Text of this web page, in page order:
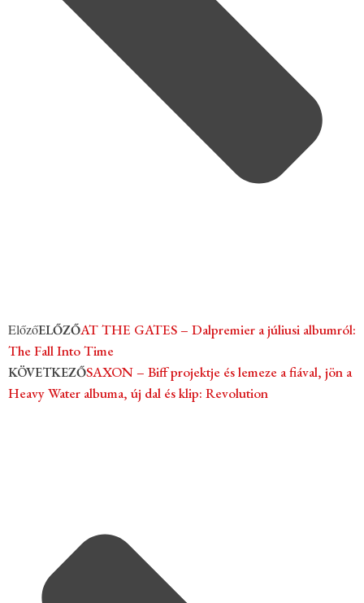
ElőzőELŐZŐAT THE GATES – Dalpremier a júliusi albumról:
The Fall Into Time
KÖVETKEZŐSAXON – Biff projektje és lemeze a fiával, jön a
Heavy Water albuma, új dal és klip: Revolution